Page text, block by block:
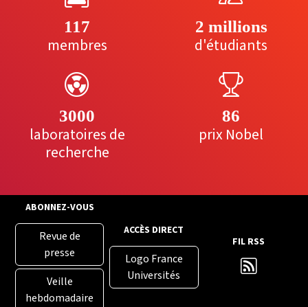
117
membres
2 millions
d'étudiants
3000
laboratoires de
recherche
86
prix Nobel
ABONNEZ-VOUS
Revue de
presse
Veille
hebdomadaire
ACCÈS DIRECT
Logo France
Universités
FIL RSS